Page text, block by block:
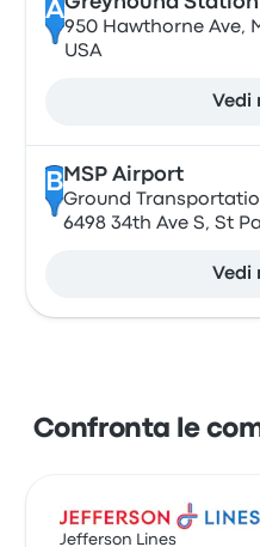
A
950 Hawthorne Ave,
USA
Vedi
B MSP Airport
Ground
6498 34th Ave S, St
Vedi
Confronta le
Jefferson Lines